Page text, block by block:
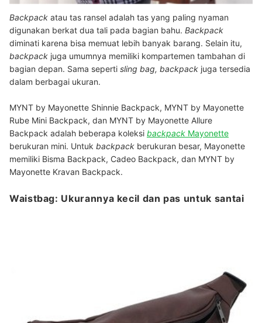
Backpack atau tas ransel adalah tas yang paling nyaman
digunakan berkat dua tali pada bagian bahu. Backpack
diminati karena bisa memuat lebih banyak barang. Selain itu,
backpack juga umumnya memiliki kompartemen tambahan di
bagian depan. Sama seperti sling bag, backpack juga tersedia
dalam berbagai ukuran.
MYNT by Mayonette Shinnie Backpack, MYNT by Mayonette
Rube Mini Backpack, dan MYNT by Mayonette Allure
Backpack adalah beberapa koleksi backpack Mayonette
berukuran mini. Untuk backpack berukuran besar, Mayonette
memiliki Bisma Backpack, Cadeo Backpack, dan MYNT by
Mayonette Kravan Backpack.
Waistbag: Ukurannya kecil dan pas untuk santai